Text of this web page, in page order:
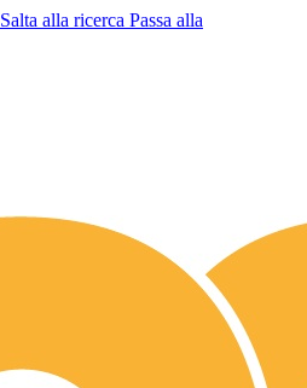
Salta alla ricerca Passa alla